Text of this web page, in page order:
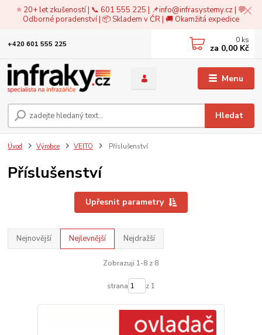
⭐ 20+ let zkušeností | 📞 601 555 225 | 📌info@infrasystemy.cz| 💬
Odborné poradenství | 📦 Skladem v ČR | 🚚 Okamžitá expedice
Menu
Hledat
+420 601 555 225 0 ks
za 0,00 Kč
Úvod Výrobce VEITO Příslušenství
Příslušenství
Upřesnit parametry
Nejnovější Nejlevnější Nejdražší
Zobrazuji 1-8 z 8
strana z 1